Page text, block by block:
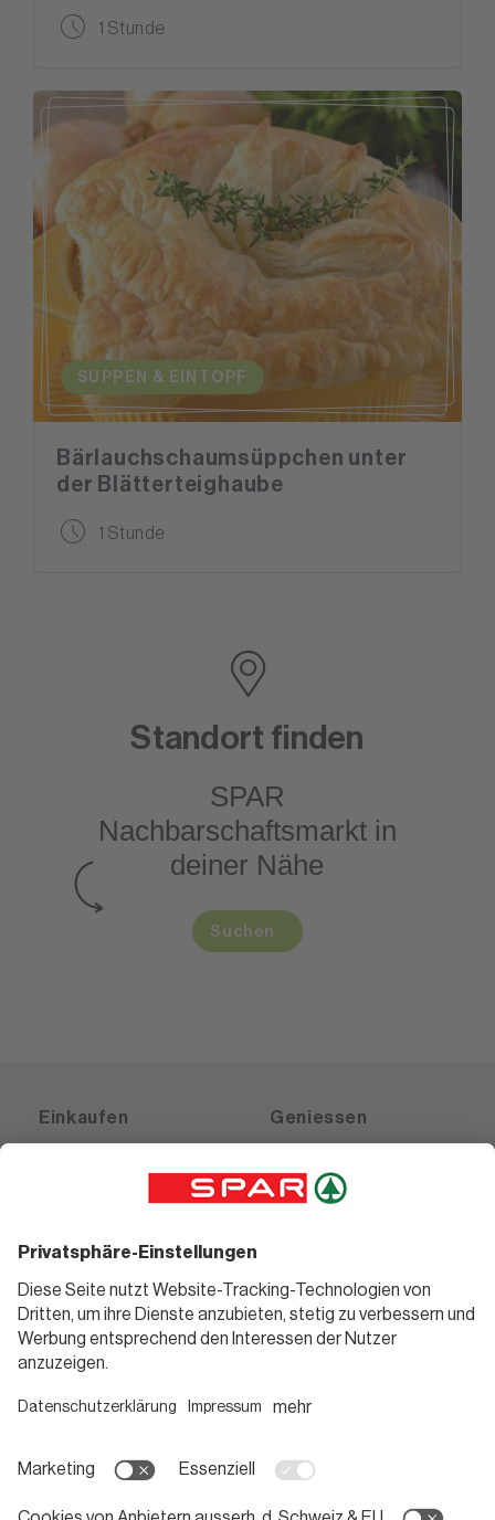
1 Stunde
SUPPEN & EINTOPF
Bärlauchschaumsüppchen unter
der Blätterteighaube
1 Stunde
Standort finden
SPAR
Nachbarschaftsmarktin
deiner Nähe
Suchen
Einkaufen
Gutscheine
Geniessen
Weinwelt
Bierwelt
Informieren
Teilnahmebedingungen
Pressemitteilungen
Karriere bei SPAR
Folge uns